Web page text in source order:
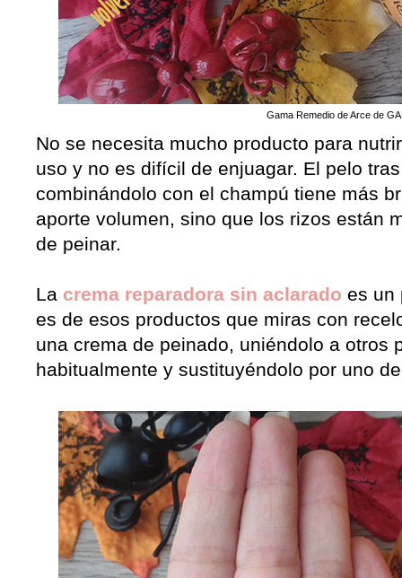
Gama Remedio de Arce de
No se necesita mucho producto para
uso y no es difícil de enjuagar. El pelo
combinándolo con el champú tiene más
aporte volumen, sino que los rizos están
de peinar.
La crema reparadora sin aclarado es un
es de esos productos que miras con
una crema de peinado, uniéndolo a otros
habitualmente y sustituyéndolo por uno